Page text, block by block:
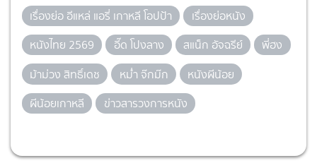
เรื่องย่อ อีแหล่ แอรี่ เกาหลี โอปป้า
เรื่องย่อหนัง
หนังไทย 2569
อี๊ด โปงลาง สแน็ก อัจฉรีย์
พี่ฮง
ม้าม่วง สิทธิ์เดช
หม่ำ จ๊กม๊ก
หนังผีน้อย
ผีน้อยเกาหลี
ข่าวสารวงการหนัง